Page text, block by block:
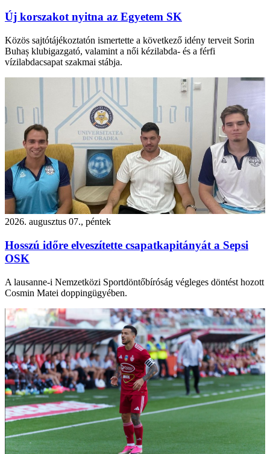
Új korszakot nyitna az Egyetem SK
Közös sajtótájékoztatón ismertette a következő idény terveit Sorin
Buhaș klubigazgató, valamint a női kézilabda- és a férfi
vízilabdacsapat szakmai stábja.
2026. augusztus 07., péntek
Hosszú időre elveszítette csapatkapitányát a Sepsi
OSK
A lausanne-i Nemzetközi Sportdöntőbíróság végleges döntést hozott
Cosmin Matei doppingügyében.